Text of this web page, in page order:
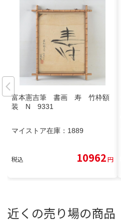
富本憲吉筆 書画 寿 竹枠額
装 N 9331
マイストア在庫： 1889
税込 10962円
近くの売り場の商品